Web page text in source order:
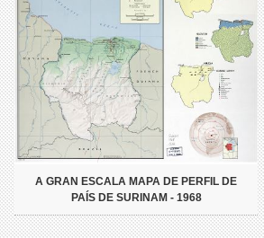
A GRAN ESCALA MAPA DE PERFIL DE
PAÍS DE SURINAM - 1968